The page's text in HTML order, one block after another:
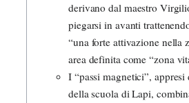
derivano dal maestro
piegarsi in avanti
“una forte attivazione nella
area definita come “zona
I “passi magnetici”,
della scuola di Lapi,